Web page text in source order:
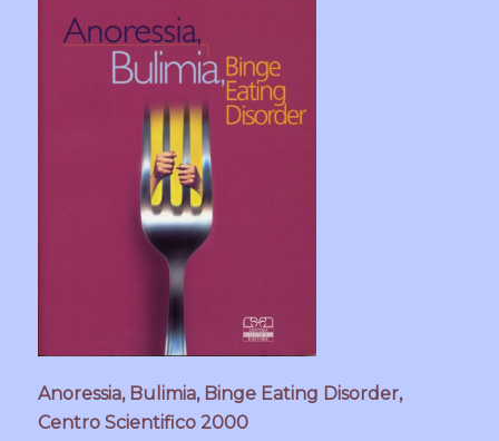
Anoressia, Bulimia, Binge Eating Disorder,
Centro Scientifico 2000